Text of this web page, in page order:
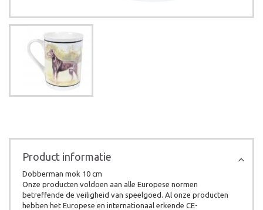
Product informatie
Dobberman mok 10 cm
Onze producten voldoen aan alle Europese normen
betreffende de veiligheid van speelgoed. Al onze producten
hebben het Europese en internationaal erkende CE-